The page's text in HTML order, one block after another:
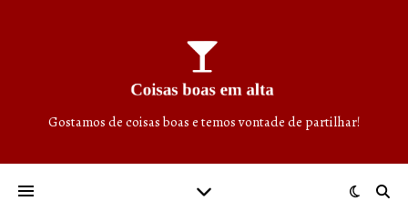
Gostamos de coisas boas e temos vontade de partilhar!